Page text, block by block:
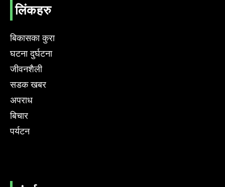
लिंकहरु
बिकासका कुरा
घटना दुर्घटना
जीवनशैली
सडक खबर
अपराध
बिचार
पर्यटन